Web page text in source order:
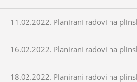
11.02.2022. Planirani radovi na
16.02.2022. Planirani radovi na
18.02.2022. Planirani radovi na